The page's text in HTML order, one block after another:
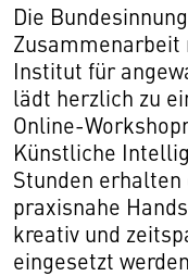
Die
Zusammenarbeit
Institut für
lädt herzlich zu
Online-
Künstliche
Stunden
praxisnahe
kreativ und
eingesetzt